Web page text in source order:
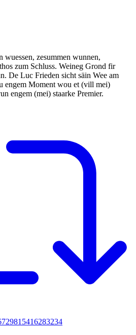
wuessen, zesummen wunnen,
zum Schluss. Weineg Grond fir
De Luc Frieden sicht säin Wee am
engem Moment wou et (vill mei)
engem (mei) staarke Premier.